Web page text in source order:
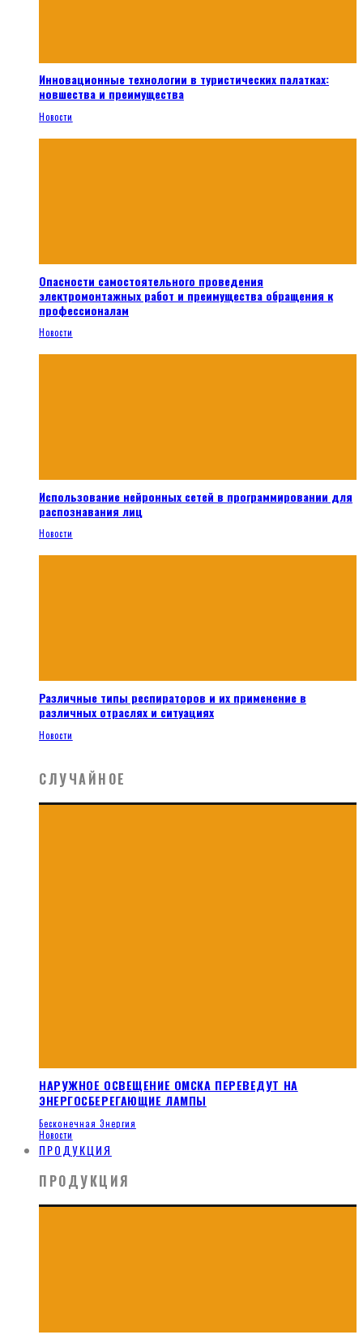
Инновационные технологии в туристических палатках:
новшества и преимущества
Новости
Опасности самостоятельного проведения
электромонтажных работ и преимущества обращения к
профессионалам
Новости
Использование нейронных сетей в программировании для
распознавания лиц
Новости
Различные типы респираторов и их применение в
различных отраслях и ситуациях
Новости
СЛУЧАЙНОЕ
НАРУЖНОЕ ОСВЕЩЕНИЕ ОМСКА ПЕРЕВЕДУТ НА
ЭНЕРГОСБЕРЕГАЮЩИЕ ЛАМПЫ
Бесконечная Энергия
Новости
ПРОДУКЦИЯ
ПРОДУКЦИЯ